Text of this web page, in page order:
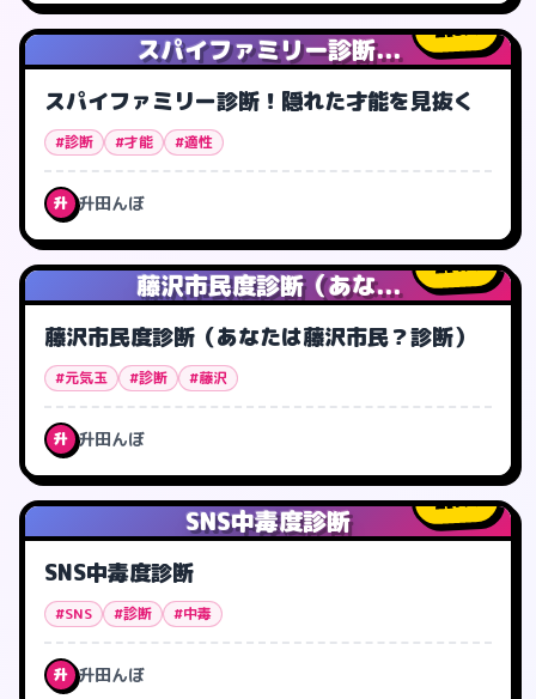
スパイファミリー診断...
3人
スパイファミリー診断！隠れた才能を見抜く
#診断 #才能 #適性
升 升田んぼ
藤沢市民度診断（あな...
1人
藤沢市民度診断（あなたは藤沢市民？診断）
#元気玉 #診断 #藤沢
升 升田んぼ
SNS中毒度診断
7人
SNS中毒度診断
#SNS #診断 #中毒
升 升田んぼ